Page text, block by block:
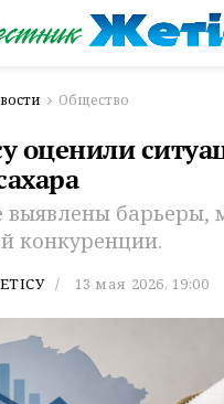
Общество
оценили
выявлены
конкуренции.
13 мая 2026, 19:00